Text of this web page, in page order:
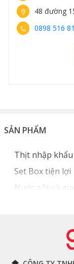
48 đường
0898 516
SẢN PHẨM
Thịt nhập khẩu
Set Box tiện lợi
Nước sốt và gia
THÔNG TIN